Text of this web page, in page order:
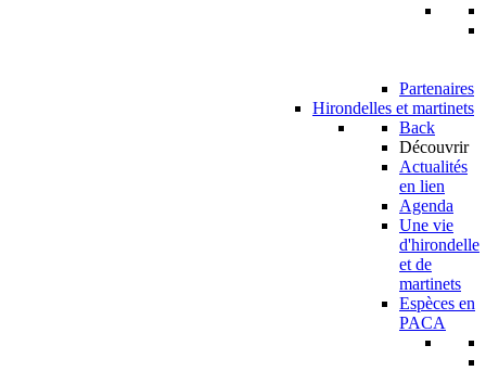
Partenaires
Hirondelles et martinets
Back
Découvrir
Actualités
en lien
Agenda
Une vie
d'hirondelle
et de
martinets
Espèces en
PACA